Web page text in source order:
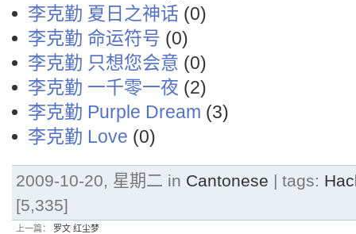
李克勤 夏日之神话 (0)
李克勤 命运符号 (0)
李克勤 只想您会意 (0)
李克勤 一千零一夜 (2)
李克勤 Purple Dream (3)
李克勤 Love (0)
2009-10-20, 星期二 in Cantonese | tags:
[5,335]
上一篇： 罗文 红尘梦